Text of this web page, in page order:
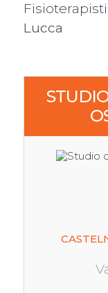
Lucca